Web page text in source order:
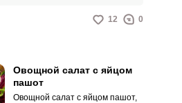
12 0
Овощной салат с яйцом
пашот
Овощной салат с яйцом пашот,